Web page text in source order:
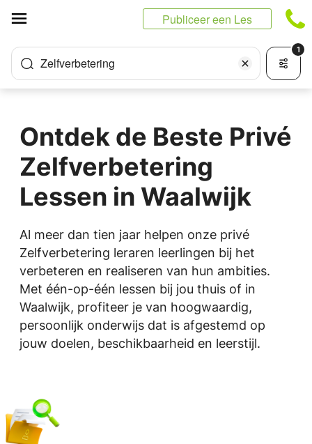
Publiceer een Les
Zelfverbetering
1
Ontdek de Beste Privé
Zelfverbetering
Lessen in Waalwijk
Al meer dan tien jaar helpen onze privé
Zelfverbetering leraren leerlingen bij het
verbeteren en realiseren van hun ambities.
Met één-op-één lessen bij jou thuis of in
Waalwijk, profiteer je van hoogwaardig,
persoonlijk onderwijs dat is afgestemd op
jouw doelen, beschikbaarheid en leerstijl.